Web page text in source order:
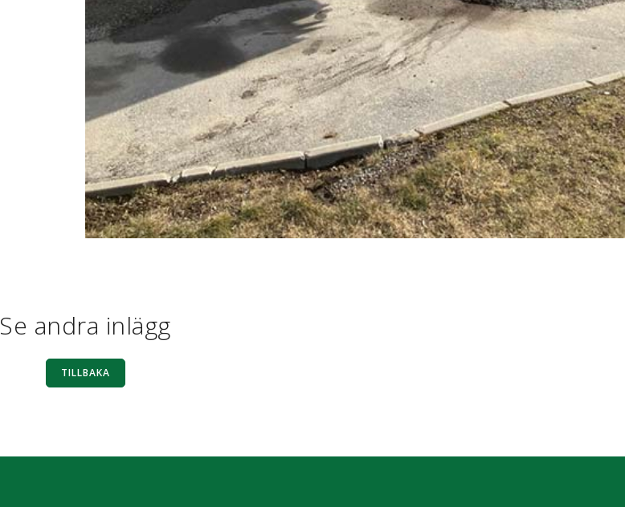
Se andra inlägg
TILLBAKA